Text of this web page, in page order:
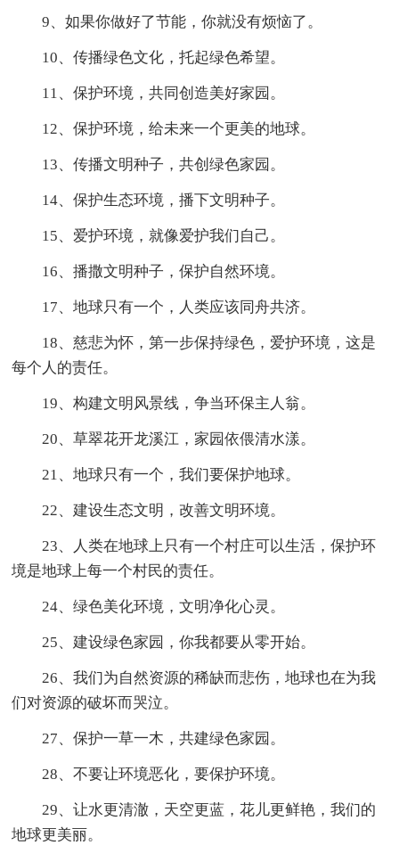
9、如果你做好了节能，你就没有烦恼了。
10、传播绿色文化，托起绿色希望。
11、保护环境，共同创造美好家园。
12、保护环境，给未来一个更美的地球。
13、传播文明种子，共创绿色家园。
14、保护生态环境，播下文明种子。
15、爱护环境，就像爱护我们自己。
16、播撒文明种子，保护自然环境。
17、地球只有一个，人类应该同舟共济。
18、慈悲为怀，第一步保持绿色，爱护环境，这是
每个人的责任。
19、构建文明风景线，争当环保主人翁。
20、草翠花开龙溪江，家园依偎清水漾。
21、地球只有一个，我们要保护地球。
22、建设生态文明，改善文明环境。
23、人类在地球上只有一个村庄可以生活，保护环
境是地球上每一个村民的责任。
24、绿色美化环境，文明净化心灵。
25、建设绿色家园，你我都要从零开始。
26、我们为自然资源的稀缺而悲伤，地球也在为我
们对资源的破坏而哭泣。
27、保护一草一木，共建绿色家园。
28、不要让环境恶化，要保护环境。
29、让水更清澈，天空更蓝，花儿更鲜艳，我们的
地球更美丽。